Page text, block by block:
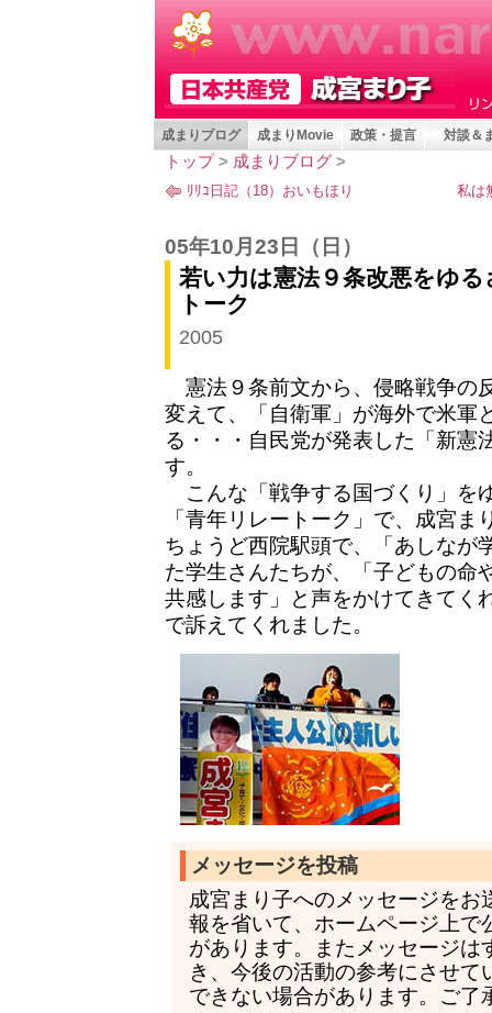
成まりブログ 成まりMovie 政策・提言 対談＆
トップ> 成まりブログ >
私は
ﾘﾘｺ日記（18）おいもほり
05年10月23日 （日）
若い力は憲法９条改悪をゆ
トーク
2005
憲法９条前文から、侵略戦争の
変えて、「自衛軍」が海外で米軍
る・・・自民党が発表した「新憲
す。
こんな「戦争する国づくり」を
「青年リレートーク」で、成宮
ちょうど西院駅頭で、「あしなが
た学生さんたちが、「子どもの命
共感します」と声をかけてきてく
で訴えてくれました。
メッセージを投稿
成宮まり子へのメッセージをお
報を省いて、ホームページ上で
があります。またメッセージは
き、今後の活動の参考にさせて
できない場合があります。ご了